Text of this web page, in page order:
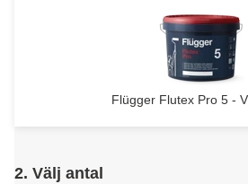
Flügger Flutex Pro 5 -
2. Välj antal